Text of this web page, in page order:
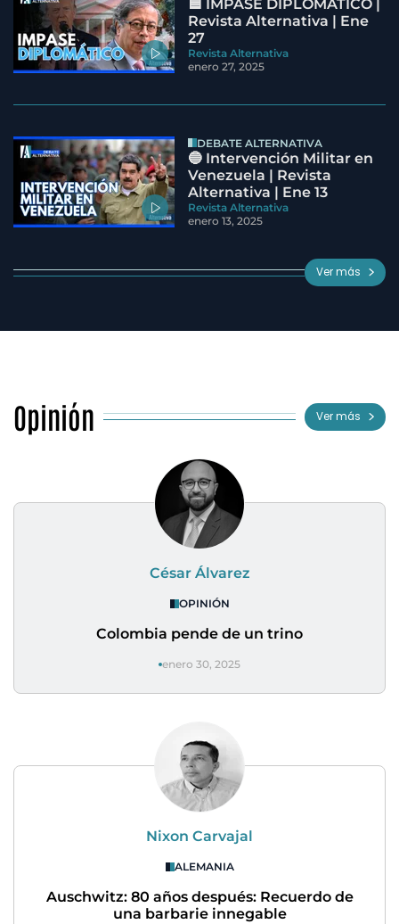
🟦 IMPASE DIPLOMÁTICO |
Revista Alternativa | Ene
27
Revista Alternativa
enero 27, 2025
DEBATE ALTERNATIVA
🔵 Intervención Militar en
Venezuela | Revista
Alternativa | Ene 13
Revista Alternativa
enero 13, 2025
Ver más
Opinión Ver más
César Álvarez
OPINIÓN
Colombia pende de un trino
enero 30, 2025
Nixon Carvajal
ALEMANIA
Auschwitz: 80 años después: Recuerdo de
una barbarie innegable